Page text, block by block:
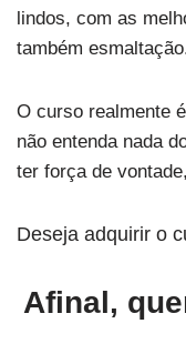
lindos, com as
também
O curso realmente
não entenda nada
ter força de
Deseja adquirir o
Afinal,